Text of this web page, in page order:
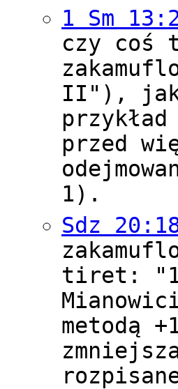
1 Sm
czy coś
II"),
przed
1).
Sdz
tiret:
metodą